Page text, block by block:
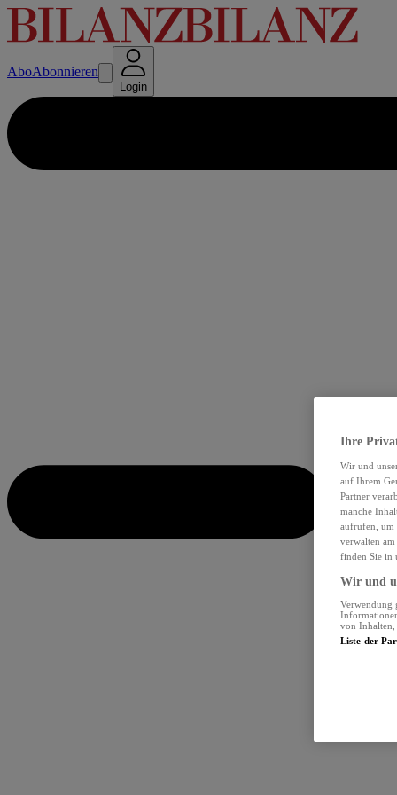
AboAbonnieren
Login
Ihre
Wir und
auf Ihrem
Partner
manche
aufrufen, um
verwalten
finden Sie in
Wir und
Verwendung
von Inhalten,
Liste der